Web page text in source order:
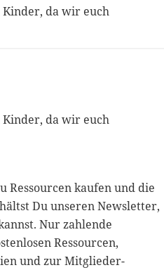
da wir euch
da wir euch
Ressourcen kaufen und die
Du unseren Newsletter,
Nur zahlende
Ressourcen,
und zur Mitglieder-